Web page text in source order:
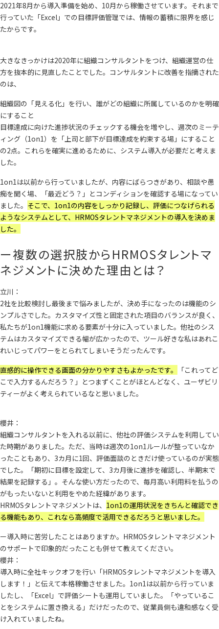
2021年8月から導入準備を始め、10月から稼働させています。それまで
行っていた「Excel」での目標評価管理では、情報の蓄積に限界を感じ
たからです。
大きなきっかけは2020年に組織コンサルタントをつけ、組織運営の仕
方を抜本的に見直したことでした。コンサルタントに改善を指摘された
のは、
組織図の「見える化」を行い、誰がどの組織に所属しているのかを明確
にすること
目標達成に向けた進捗状況のチェックする機会を増やし、週次のミーテ
ィング（1on1）を「上司と部下が目標達成を約束する場」にすること
の2点。これらを確実に進めるために、システム導入が必要だと考えま
した。
1on1は以前から行っていましたが、内容にばらつきがあり、相談や愚
痴を聞く場、「最近どう？」とコンディションを確認する場になってい
ました。 そこで、1on1の内容をしっかり記録し、評価につなげられる
ようなシステムとして、HRMOSタレントマネジメントの導入を決めま
した。
ー複数の選択肢からHRMOSタレントマ
ネジメントに決めた理由とは？
立川：
2社を比較検討し最後まで悩みましたが、決め手になったのは機能のシ
ンプルさでした。カスタマイズ性と固定された項目のバランスが良く、
私たちが1on1機能に求める要素が十分に入っていました。他社のシス
テムはカスタマイズできる幅が広かったので、ツール好きな私はあれこ
れいじってパワーをとられてしまいそうだったんです。
直感的に操作できる画面の分かりやすさもよかったです。
「これってど
こで入力するんだろう？」とつまずくことがほとんどなく、ユーザビリ
ティーがよく考えられているなと思いました。
櫻井：
組織コンサルタントを入れる以前に、他社の評価システムを利用してい
た時期がありました。ただ、当時は週次の1on1ルールが整っていなか
ったこともあり、3カ月に1回、評価面談のときだけ使っているのが実態
でした。「期初に目標を設定して、3カ月後に進捗を確認し、半期末で
結果を記録する」。そんな使い方だったので、毎月高い利用料を払うの
がもったいないと利用をやめた経緯があります。
HRMOSタレントマネジメントは、 1on1の運用状況をきちんと確認でき
る機能もあり、これなら高頻度で活用できるだろうと思いました。
ー導入時に苦労したことはありますか。HRMOSタレントマネジメント
のサポートで印象的だったことも併せて教えてください。
櫻井：
導入時に全社キックオフを行い「HRMOSタレントマネジメントを導入
します！」と伝えて本格稼働させました。1on1は以前から行っていま
したし、「Excel」で評価シートも運用していました。「やっているこ
とをシステムに置き換える」だけだったので、従業員側も違和感なく受
け入れていましたね。